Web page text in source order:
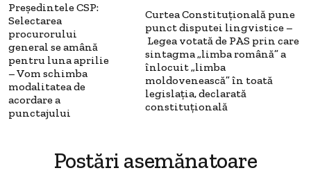
Președintele CSP:
Selectarea
procurorului
general se amână
pentru luna aprilie
– Vom schimba
modalitatea de
acordare a
punctajului
Curtea Constituțională pune
punct disputei lingvistice –
Legea votată de PAS prin care
sintagma „limba română” a
înlocuit „limba
moldovenească” în toată
legislația, declarată
constituțională
Postări asemănatoare